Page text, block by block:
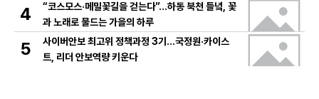
4
“코스모스·메밀꽃길을 걷는다”…하동 북천 들녘, 꽃
과 노래로 물드는 가을의 하루
5
사이버안보 최고위 정책과정 3기…국정원·카이스
트, 리더 안보역량 키운다